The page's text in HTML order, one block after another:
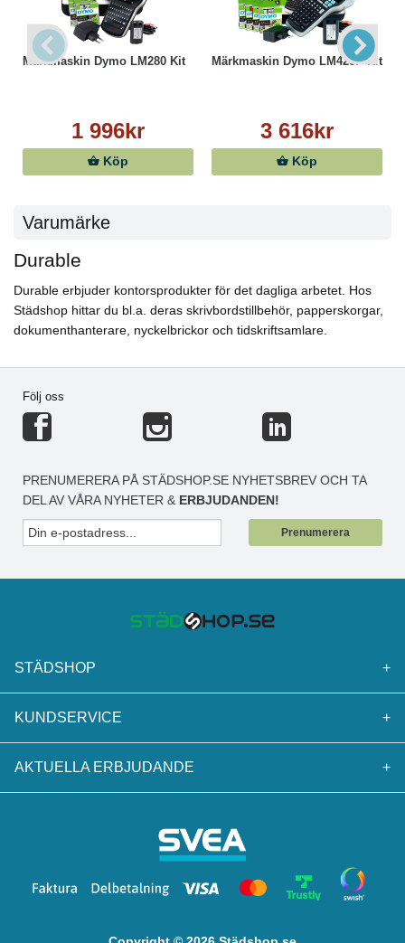
Märkmaskin Dymo LM280 Kit
1 996kr
Köp
Märkmaskin Dymo LM420P Kit
3 616kr
Köp
Varumärke
Durable
Durable erbjuder kontorsprodukter för det dagliga arbetet. Hos
Städshop hittar du bl.a. deras skrivbordstillbehör, papperskorgar,
dokumenthanterare, nyckelbrickor och tidskriftsamlare.
Följ oss
PRENUMERERA PÅ STÄDSHOP.SE NYHETSBREV OCH TA
DEL AV VÅRA NYHETER & ERBJUDANDEN!
Prenumerera
STÄDSHOP +
KUNDSERVICE +
AKTUELLA ERBJUDANDE +